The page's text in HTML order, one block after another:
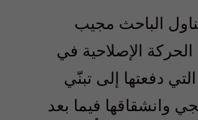
الباحث مجيب
الحركة الإصلاحية في
دفعتها إلى تبنّي
وانشقاقها فيما بعد